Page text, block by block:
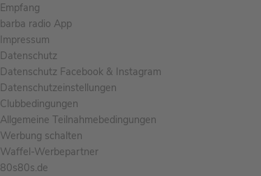
Empfang
barba radio App
Impressum
Datenschutz
Datenschutz Facebook & Instagram
Datenschutzeinstellungen
Clubbedingungen
Allgemeine Teilnahmebedingungen
Werbung schalten
Waffel-Werbepartner
80s80s.de